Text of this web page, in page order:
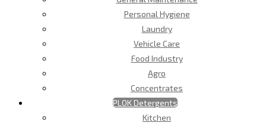
Personal Hygiene
Laundry
Vehicle Care
Food Industry
Agro
Concentrates
PLOK Detergents
Kitchen